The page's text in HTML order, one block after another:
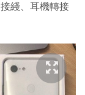
綫、耳機轉接